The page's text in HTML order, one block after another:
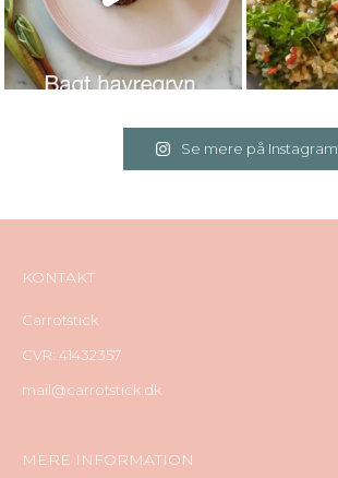
Se mere på Instagram
KONTAKT
Carrotstick
CVR: 41432357
mail@carrotstick.dk
MERE INFORMATION